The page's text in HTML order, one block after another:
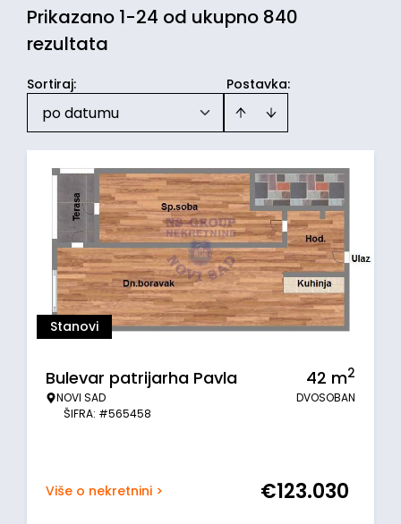
Prikazano 1-24 od ukupno 840
rezultata
Postavka:
Sortiraj:
po datumu
Stanovi
Bulevar patrijarha Pavla
NOVI SAD
ŠIFRA: #565458
42 m2
DVOSOBAN
Više o nekretnini > €123.030